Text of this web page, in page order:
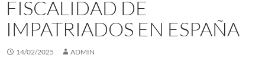
FISCALIDAD DE
IMPATRIADOS EN ESPAÑA
14/02/2025 ADMIN